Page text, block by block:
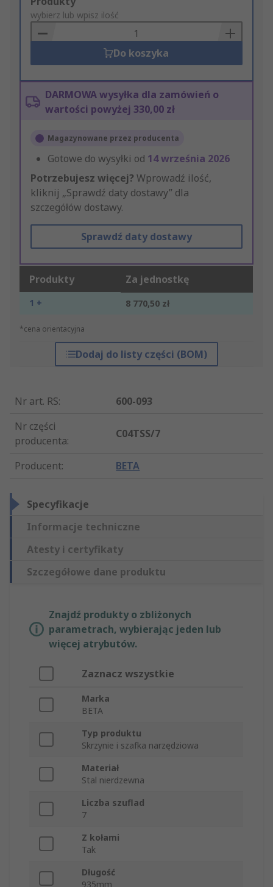
to
Basket
wybierz lub wpisz ilość
Do koszyka
DARMOWA wysyłka dla zamówień o
wartości powyżej 330,00 zł
Magazynowane przez producenta
Gotowe do wysyłki od 14 września 2026
Potrzebujesz więcej? Wprowadź ilość,
kliknij „Sprawdź daty dostawy” dla
szczegółów dostawy.
Sprawdź daty dostawy
Produkty Za jednostkę
1 + 8 770,50 zł
*cena orientacyjna
Dodaj do listy części (BOM)
Nr art. RS:
600-093
Nr części
producenta:
C04TSS/7
Producent: BETA
Specyfikacje
Informacje techniczne
Atesty i certyfikaty
Szczegółowe dane produktu
Znajdź produkty o zbliżonych
parametrach, wybierając jeden lub
więcej atrybutów.
Zaznacz wszystkie
Marka
BETA
Typ produktu
Skrzynie i szafka narzędziowa
Materiał
Stal nierdzewna
Liczba szuflad
7
Z kołami
Tak
Długość
935mm